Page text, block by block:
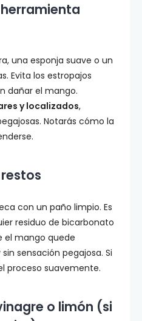
una esponja suave o un
Evita los estropajos
dañar el mango.
y localizados,
Notarás cómo la
con un paño limpio. Es
residuo de bicarbonato
el mango quede
sensación pegajosa. Si
proceso suavemente.
o limón (si